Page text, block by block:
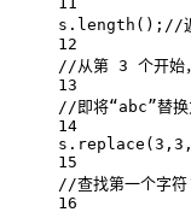
s. length (); //
12
//从第 3 个开始
13
//即将“abc”替换
14
s. replace ( 3 , 3 ,
15
//查找第一个字
16